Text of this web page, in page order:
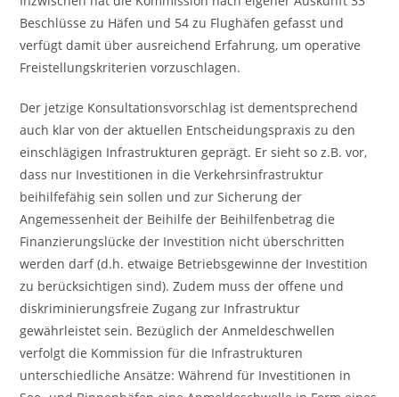
Beschlüsse zu Häfen und 54 zu Flughäfen gefasst und
verfügt damit über ausreichend Erfahrung, um operative
Freistellungskriterien vorzuschlagen.
Der jetzige Konsultationsvorschlag ist dementsprechend
auch klar von der aktuellen Entscheidungspraxis zu den
einschlägigen Infrastrukturen geprägt. Er sieht so z.B. vor,
dass nur Investitionen in die Verkehrsinfrastruktur
beihilfefähig sein sollen und zur Sicherung der
Angemessenheit der Beihilfe der Beihilfenbetrag die
Finanzierungslücke der Investition nicht überschritten
werden darf (d.h. etwaige Betriebsgewinne der Investition
zu berücksichtigen sind). Zudem muss der offene und
diskriminierungsfreie Zugang zur Infrastruktur
gewährleistet sein. Bezüglich der Anmeldeschwellen
verfolgt die Kommission für die Infrastrukturen
unterschiedliche Ansätze: Während für Investitionen in